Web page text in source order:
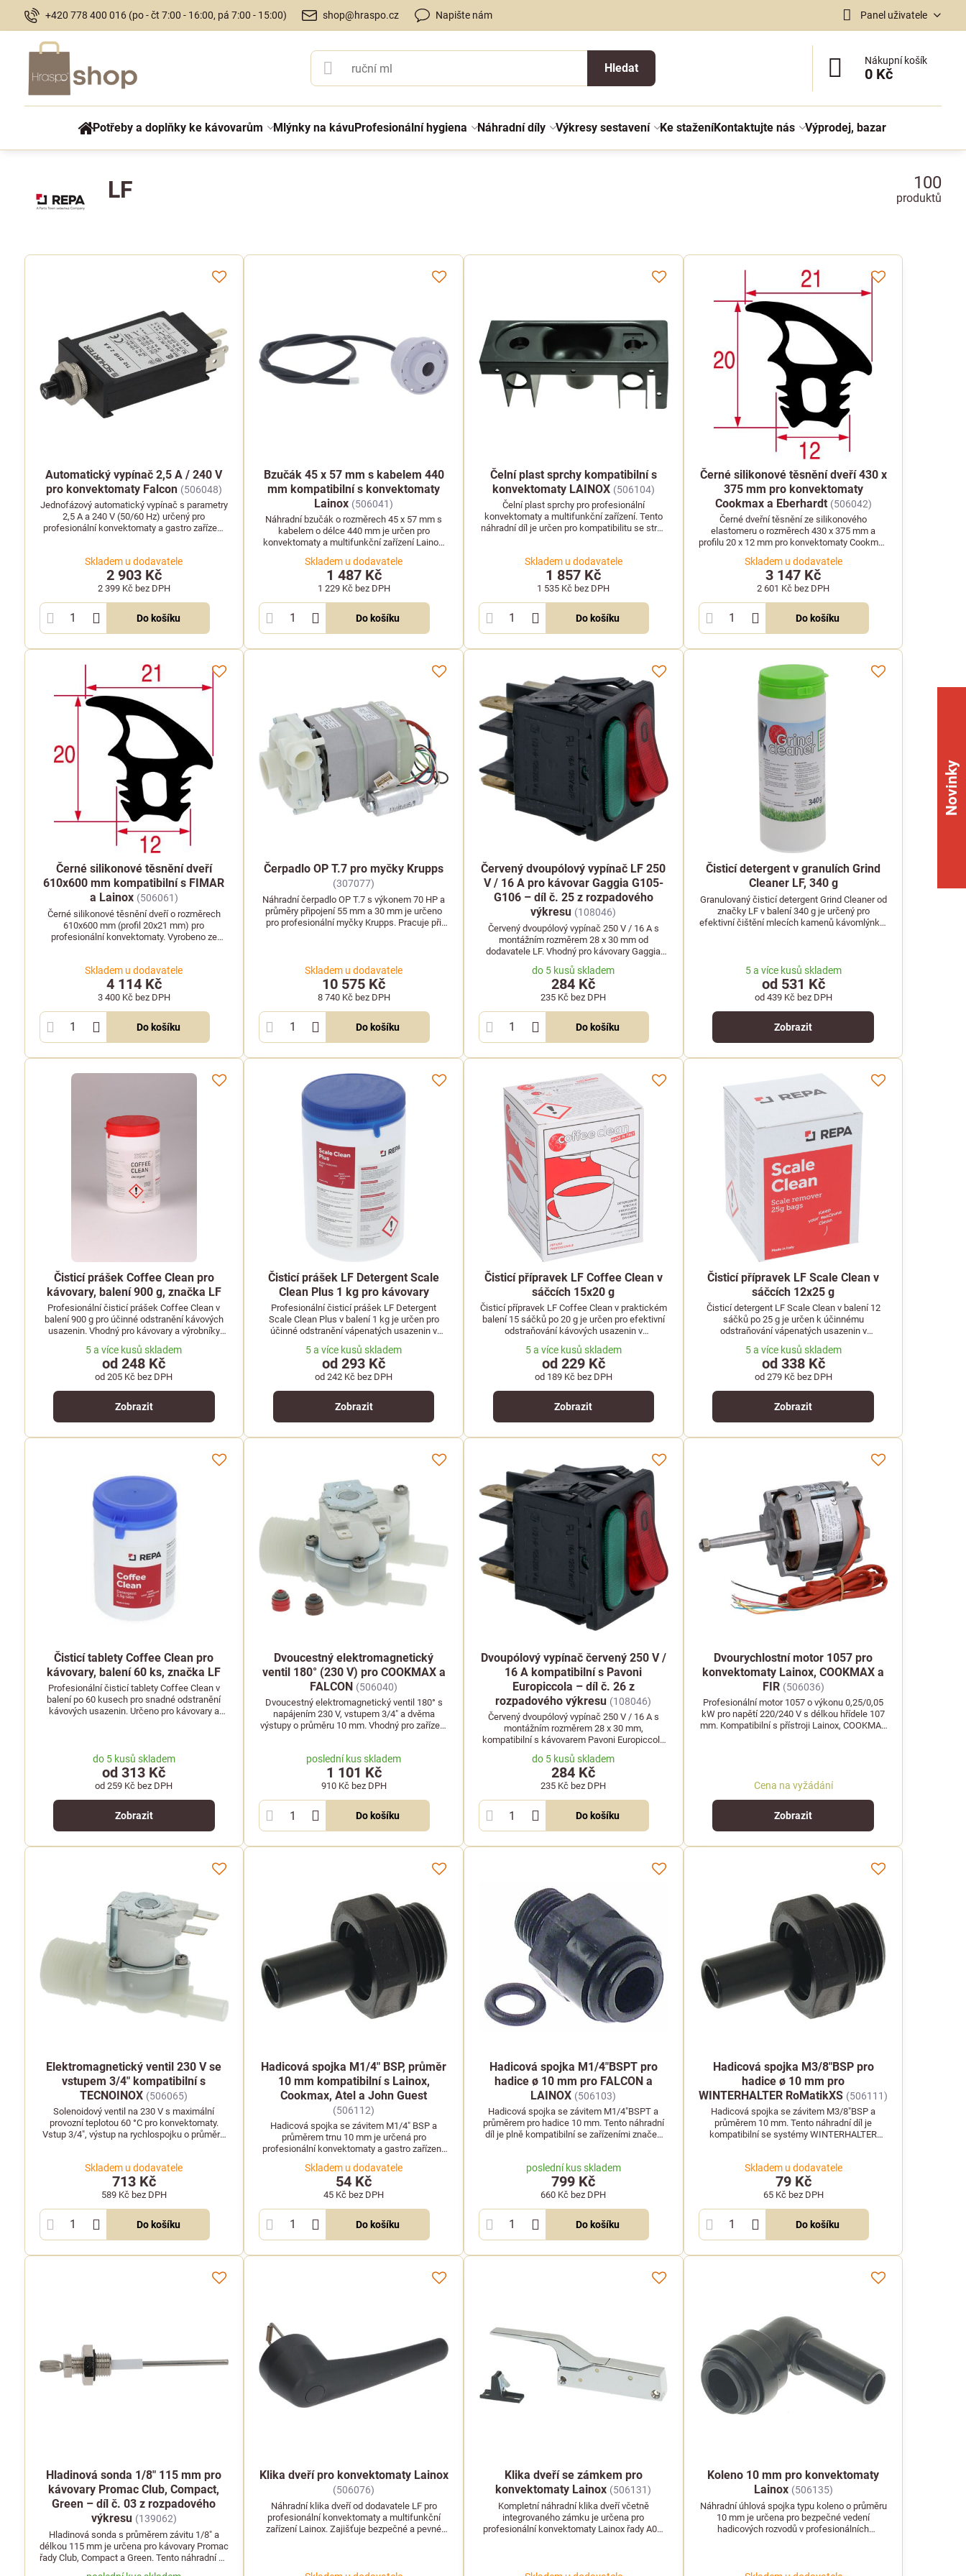
+420 778 400 016 (po - čt 7:00 - 16:00, pá 7:00 - 15:00) shop@hraspo.cz Napište nám Panel uživatele
Hledat
Nákupní košík
0 Kč
Potřeby a doplňky ke kávovarům Mlýnky na kávuProfesionální hygiena Náhradní díly Výkresy sestavení Ke staženíKontaktujte nás Výprodej, bazar
LF 100
produktů
Automatický vypínač 2,5 A / 240 V
pro konvektomaty Falcon (506048)
Jednofázový automatický vypínač s parametry
2,5 A a 240 V (50/60 Hz) určený pro
profesionální konvektomaty a gastro zařízení
Skladem u dodavatele
2 903 Kč
2 399 Kč bez DPH
Do košíku
Bzučák 45 x 57 mm s kabelem 440
mm kompatibilní s konvektomaty
Lainox (506041)
Náhradní bzučák o rozměrech 45 x 57 mm s
kabelem o délce 440 mm je určen pro
konvektomaty a multifunkční zařízení Lainox.
Skladem u dodavatele
1 487 Kč
1 229 Kč bez DPH
Do košíku
Čelní plast sprchy kompatibilní s
konvektomaty LAINOX (506104)
Čelní plast sprchy pro profesionální
konvektomaty a multifunkční zařízení. Tento
náhradní díl je určen pro kompatibilitu se stroji
Skladem u dodavatele
1 857 Kč
1 535 Kč bez DPH
Do košíku
Černé silikonové těsnění dveří 430 x
375 mm pro konvektomaty
Cookmax a Eberhardt (506042)
Černé dveřní těsnění ze silikonového
elastomeru o rozměrech 430 x 375 mm a
profilu 20 x 12 mm pro konvektomaty Cookmax
Skladem u dodavatele
3 147 Kč
2 601 Kč bez DPH
Do košíku
Černé silikonové těsnění dveří
610x600 mm kompatibilní s FIMAR
a Lainox (506061)
Černé silikonové těsnění dveří o rozměrech
610x600 mm (profil 20x21 mm) pro
profesionální konvektomaty. Vyrobeno ze
Skladem u dodavatele
4 114 Kč
3 400 Kč bez DPH
Do košíku
Čerpadlo OP T.7 pro myčky Krupps
(307077)
Náhradní čerpadlo OP T.7 s výkonem 70 HP a
průměry připojení 55 mm a 30 mm je určeno
pro profesionální myčky Krupps. Pracuje při
Skladem u dodavatele
10 575 Kč
8 740 Kč bez DPH
Do košíku
Červený dvoupólový vypínač LF 250
V / 16 A pro kávovar Gaggia G105-
G106 – díl č. 25 z rozpadového
výkresu (108046)
Červený dvoupólový vypínač 250 V / 16 A s
montážním rozměrem 28 x 30 mm od
dodavatele LF. Vhodný pro kávovary Gaggia
do 5 kusů skladem
284 Kč
235 Kč bez DPH
Do košíku
Čisticí detergent v granulích Grind
Cleaner LF, 340 g
Granulovaný čisticí detergent Grind Cleaner od
značky LF v balení 340 g je určený pro
efektivní čištění mlecích kamenů kávomlýnků.
5 a více kusů skladem
od 531 Kč
od 439 Kč bez DPH
Zobrazit
Čisticí prášek Coffee Clean pro
kávovary, balení 900 g, značka LF
Profesionální čisticí prášek Coffee Clean v
balení 900 g pro účinné odstranění kávových
usazenin. Vhodný pro kávovary a výrobníky
horkých nápojů. Značka LF.
5 a více kusů skladem
od 248 Kč
od 205 Kč bez DPH
Zobrazit
Čisticí prášek LF Detergent Scale
Clean Plus 1 kg pro kávovary
Profesionální čisticí prášek LF Detergent
Scale Clean Plus v balení 1 kg je určen pro
účinné odstranění vápenatých usazenin v
kávovarech a výrobnících horkých nápojů.
5 a více kusů skladem
od 293 Kč
od 242 Kč bez DPH
Zobrazit
Čisticí přípravek LF Coffee Clean v
sáčcích 15x20 g
Čisticí přípravek LF Coffee Clean v praktickém
balení 15 sáčků po 20 g je určen pro efektivní
odstraňování kávových usazenin v
profesionálních kávovarech a výrobnících
horkých nápojů.
5 a více kusů skladem
od 229 Kč
od 189 Kč bez DPH
Zobrazit
Čisticí přípravek LF Scale Clean v
sáčcích 12x25 g
Čisticí detergent LF Scale Clean v balení 12
sáčků po 25 g je určen k účinnému
odstraňování vápenatých usazenin v
profesionálních kávovarech a výrobnících
horkých nápojů.
5 a více kusů skladem
od 338 Kč
od 279 Kč bez DPH
Zobrazit
Čisticí tablety Coffee Clean pro
kávovary, balení 60 ks, značka LF
Profesionální čisticí tablety Coffee Clean v
balení po 60 kusech pro snadné odstranění
kávových usazenin. Určeno pro kávovary a
do 5 kusů skladem
od 313 Kč
od 259 Kč bez DPH
Zobrazit
Dvoucestný elektromagnetický
ventil 180° (230 V) pro COOKMAX a
FALCON (506040)
Dvoucestný elektromagnetický ventil 180° s
napájením 230 V, vstupem 3/4" a dvěma
výstupy o průměru 10 mm. Vhodný pro zařízení
poslední kus skladem
1 101 Kč
910 Kč bez DPH
Do košíku
Dvoupólový vypínač červený 250 V /
16 A kompatibilní s Pavoni
Europiccola – díl č. 26 z
rozpadového výkresu (108046)
Červený dvoupólový vypínač 250 V / 16 A s
montážním rozměrem 28 x 30 mm,
kompatibilní s kávovarem Pavoni Europiccola
jako náhradní díl číslo 26.
do 5 kusů skladem
284 Kč
235 Kč bez DPH
Do košíku
Dvourychlostní motor 1057 pro
konvektomaty Lainox, COOKMAX a
FIR (506036)
Profesionální motor 1057 o výkonu 0,25/0,05
kW pro napětí 220/240 V s délkou hřídele 107
mm. Kompatibilní s přístroji Lainox, COOKMAX
Cena na vyžádání
Zobrazit
Elektromagnetický ventil 230 V se
vstupem 3/4" kompatibilní s
TECNOINOX (506065)
Solenoidový ventil na 230 V s maximální
provozní teplotou 60 °C pro konvektomaty.
Vstup 3/4", výstup na rychlospojku o průměru
Skladem u dodavatele
713 Kč
589 Kč bez DPH
Do košíku
Hadicová spojka M1/4" BSP, průměr
10 mm kompatibilní s Lainox,
Cookmax, Atel a John Guest
(506112)
Hadicová spojka se závitem M1/4" BSP a
průměrem trnu 10 mm je určená pro
profesionální konvektomaty a gastro zařízení.
Cookmax, Atel a John Guest.
Skladem u dodavatele
54 Kč
45 Kč bez DPH
Do košíku
Hadicová spojka M1/4"BSPT pro
hadice ø 10 mm pro FALCON a
LAINOX (506103)
Hadicová spojka se závitem M1/4"BSPT a
průměrem pro hadice 10 mm. Tento náhradní
díl je plně kompatibilní se zařízeními značek
poslední kus skladem
799 Kč
660 Kč bez DPH
Do košíku
Hadicová spojka M3/8"BSP pro
hadice ø 10 mm pro
WINTERHALTER RoMatikXS (506111)
Hadicová spojka se závitem M3/8"BSP a
průměrem 10 mm. Tento náhradní díl je
kompatibilní se systémy WINTERHALTER
Skladem u dodavatele
79 Kč
65 Kč bez DPH
Do košíku
Hladinová sonda 1/8" 115 mm pro
kávovary Promac Club, Compact,
Green – díl č. 03 z rozpadového
výkresu (139062)
Hladinová sonda s průměrem závitu 1/8" a
délkou 115 mm je určena pro kávovary Promac
řady Club, Compact a Green. Tento náhradní díl
Klika dveří pro konvektomaty Lainox
(506076)
Náhradní klika dveří od dodavatele LF pro
profesionální konvektomaty a multifunkční
zařízení Lainox. Zajišťuje bezpečné a pevné
Klika dveří se zámkem pro
konvektomaty Lainox (506131)
Kompletní náhradní klika dveří včetně
integrovaného zámku je určena pro
profesionální konvektomaty Lainox řady A05,
Koleno 10 mm pro konvektomaty
Lainox (506135)
Náhradní úhlová spojka typu koleno o průměru
10 mm je určena pro bezpečné vedení
hadicových rozvodů v profesionálních
Novinky